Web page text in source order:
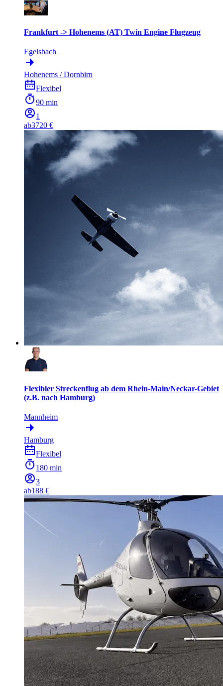
Frankfurt -> Hohenems (AT) Twin Engine Flugzeug
Egelsbach
Hohenems / Dornbirn
Flexibel
90 min
1
ab3720 €
Flexibler Streckenflug ab dem Rhein-Main/Neckar-Gebiet
(z.B. nach Hamburg)
Mannheim
Hamburg
Flexibel
180 min
3
ab188 €